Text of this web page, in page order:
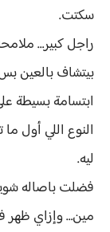
سكتت.
راجل كبير…
بيتشاف بالعين
ابتسامة بسيطة
النوع اللي أول
ليه.
فضلت باصاله
مين… وإزاي ظهر